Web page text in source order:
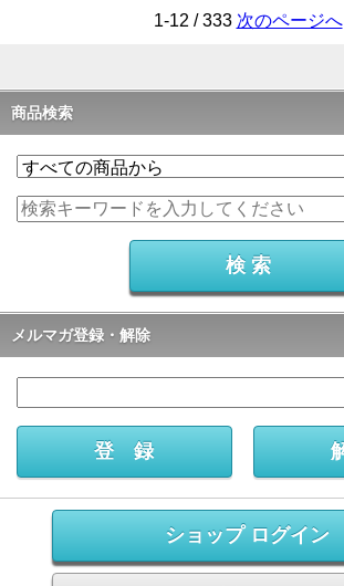
1-12 / 333 次のページへ
商品検索
メルマガ登録・解除
ショップ ログイン